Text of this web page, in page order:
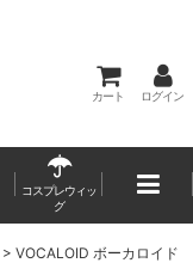
カート ログイン
コスプレウィッ
グ
> VOCALOID ボーカロイド